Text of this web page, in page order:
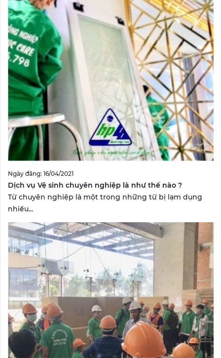
Ngày đăng: 16/04/2021
Dịch vụ Vệ sinh chuyên nghiệp là như thế nào ?
Từ chuyên nghiệp là một trong những từ bị lạm dụng
nhiều...